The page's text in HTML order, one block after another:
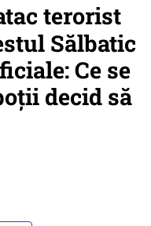
terorist
Sălbatic
Ce se
decid să